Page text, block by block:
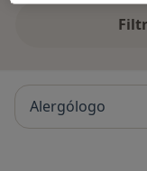
Alergólogo